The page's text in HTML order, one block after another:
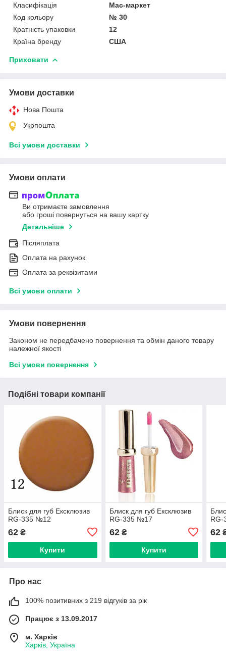
Класифікація
Мас-маркет
Код кольору
№ 30
Кратність упаковки
12
Країна бренду
США
Приховати
Умови доставки
Нова Пошта
Укрпошта
Всі умови доставки
Умови оплати
Ви отримаєте замовлення
або гроші повернуться на вашу картку
Детальніше
Післяплата
Оплата на рахунок
Оплата за реквізитами
Всі умови оплати
Умови повернення
Законом не передбачено повернення та обмін даного товару
належної якості
Всі умови повернення
Подібні товари компанії
Блиск для губ Ексклюзив
RG-335 №12
62 ₴
Купити
Блиск для губ Ексклюзив
RG-335 №17
62₴
Купити
62
Про нас
100% позитивних з 219 відгуків за рік
Працює з 13.09.2017
м. Харків
Харків, Україна